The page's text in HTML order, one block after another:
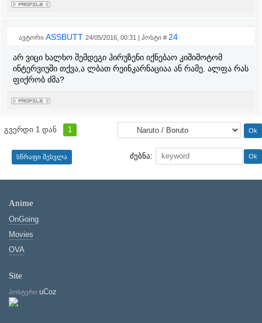
ავტორი ASSBUTT 24/05/2016, 00:31 | პოსტი # 24
არ ვიცი ხალხო შემდეგი ჰირუზენი იქნებაო კიშიმოტომ
ინტერვიუში თქვა,ა ლბათ რეინკარნაციაა ან რამე. ალფა რას
ფიქრობ ძმა?
გვერდი 1 დან 1
ძებნა:
Anime
OnGoing
Movies
OVA
Site
ჰოსტერი uCoz